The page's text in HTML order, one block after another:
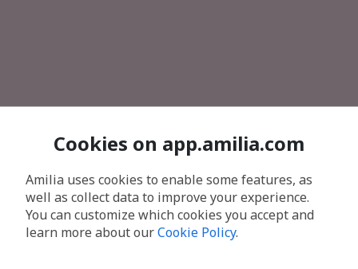
Cookies on app.amilia.com
Amilia uses cookies to enable some features, as
well as collect data to improve your experience.
You can customize which cookies you accept and
learn more about ourCookie Policy.